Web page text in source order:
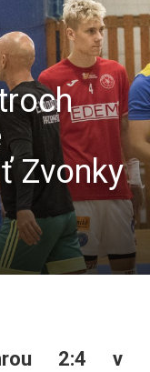
Zvonky
2:4 v